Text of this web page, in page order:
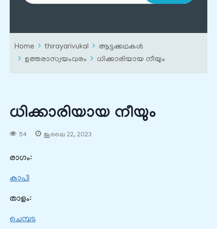
Home thirayarivukal
ആട്ടക്കഥകൾ
ഉത്തരാസ്വയംവരം
ധിക്കാരിയായ നീയും
ധിക്കാരിയായ നീയും
54 ജൂലൈ 22, 2023
രാഗം:
കാപി
താളം:
ചെമ്പട